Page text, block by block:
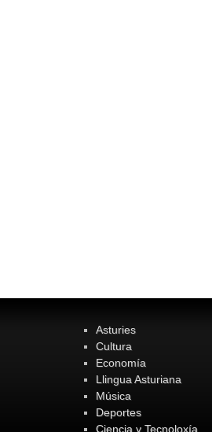
Asturies
Cultura
Economía
Llingua Asturiana
Música
Deportes
Ciencia y Tecnoloxía